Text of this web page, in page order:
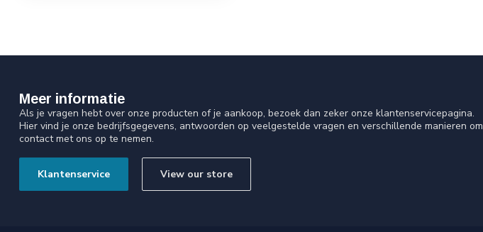
Meer informatie
Als je vragen hebt over onze producten of je aankoop, bezoek dan zeker onze klantenservicepagina.
Hier vind je onze bedrijfsgegevens, antwoorden op veelgestelde vragen en verschillende manieren om
contact met ons op te nemen.
Klantenservice View our store